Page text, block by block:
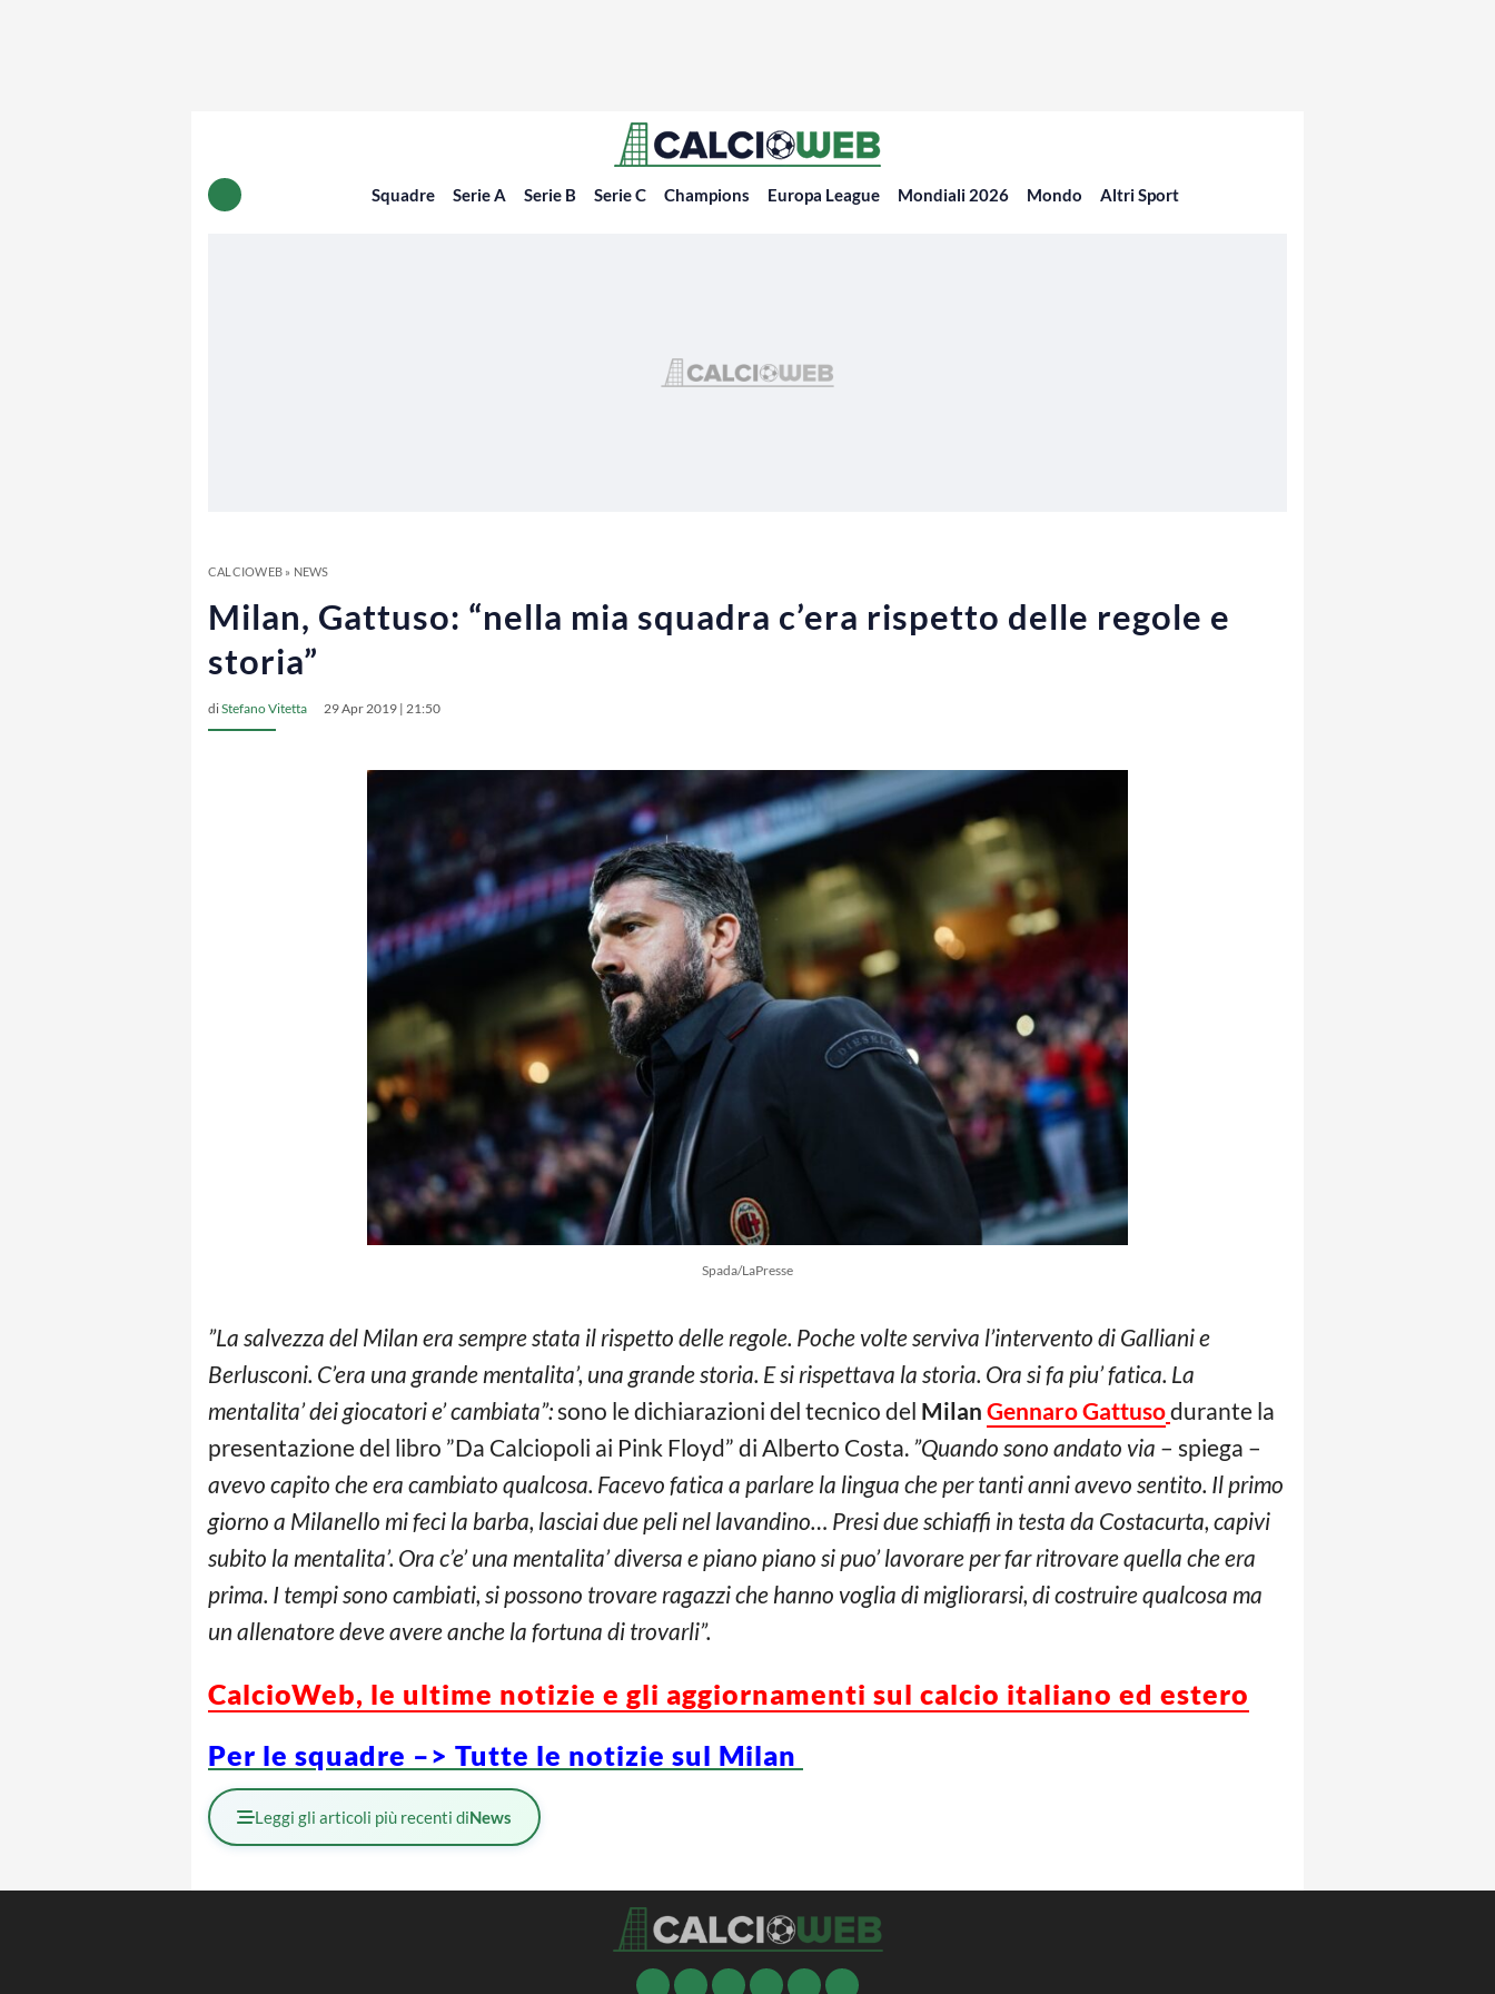
Squadre Serie A Serie B Serie C Champions Europa League Mondiali 2026 Mondo Altri Sport
CALCIOWEB» NEWS
Milan, Gattuso: “nella mia squadra c’era rispetto delle regole e
storia”
diStefano Vitetta 29 Apr 2019 | 21:50
Spada/LaPresse
”La salvezza del Milan era sempre stata il rispetto delle regole. Poche volte serviva l’intervento di Galliani e
Berlusconi. C’era una grande mentalita’, una grande storia. E si rispettava la storia. Ora si fa piu’ fatica. La
mentalita’ dei giocatori e’ cambiata”:sono le dichiarazioni del tecnico del Milan Gennaro Gattusodurante la
presentazione del libro ”Da Calciopoli ai Pink Floyd” di Alberto Costa. ”Quando sono andato via – spiega –
avevo capito che era cambiato qualcosa. Facevo fatica a parlare la lingua che per tanti anni avevo sentito. Il primo
giorno a Milanello mi feci la barba, lasciai due peli nel lavandino… Presi due schiaffi in testa da Costacurta, capivi
subito la mentalita’. Ora c’e’ una mentalita’ diversa e piano piano si puo’ lavorare per far ritrovare quella che era
prima. I tempi sono cambiati, si possono trovare ragazzi che hanno voglia di migliorarsi, di costruire qualcosa ma
un allenatore deve avere anche la fortuna di trovarli”.
CalcioWeb, le ultime notizie e gli aggiornamenti sul calcio italiano ed estero
Per le squadre –> Tutte le notizie sul Milan
Leggi gli articoli più recenti diNews